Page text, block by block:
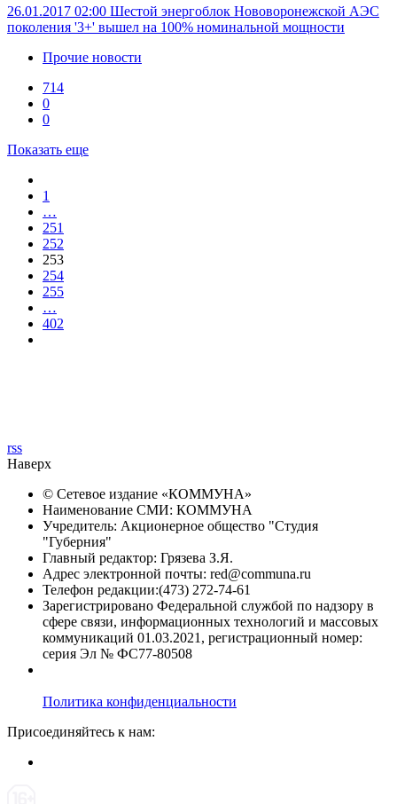
26.01.2017 02:00 Шестой энергоблок Нововоронежской АЭС
поколения '3+' вышел на 100% номинальной мощности
Прочие новости
714
0
0
Показать еще
1
…
251
252
253
254
255
…
402
rss
Наверх
© Сетевое издание «КОММУНА»
Наименование СМИ: КОММУНА
Учредитель: Акционерное общество "Студия
"Губерния"
Главный редактор: Грязева З.Я.
Адрес электронной почты: red@communa.ru
Телефон редакции:(473) 272-74-61
Зарегистрировано Федеральной службой по надзору в
сфере связи, информационных технологий и массовых
коммуникаций 01.03.2021, регистрационный номер:
серия Эл № ФС77-80508
Политика конфиденциальности
Присоединяйтесь к нам: